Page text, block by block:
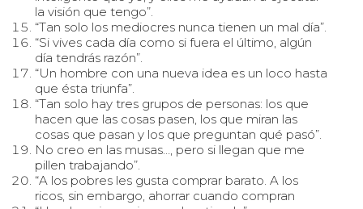
la visión que tengo”.
“Tan solo los mediocres nunca tienen un mal día”.
“Si vives cada día como si fuera el último, algún
día tendrás razón”.
“Un hombre con una nueva idea es un loco hasta
que ésta triunfa”.
“Tan solo hay tres grupos de personas: los que
hacen que las cosas pasen, los que miran las
cosas que pasan y los que preguntan qué pasó”.
No creo en las musas…, pero si llegan que me
pillen trabajando”.
“A los pobres les gusta comprar barato. A los
ricos, sin embargo, ahorrar cuando compran